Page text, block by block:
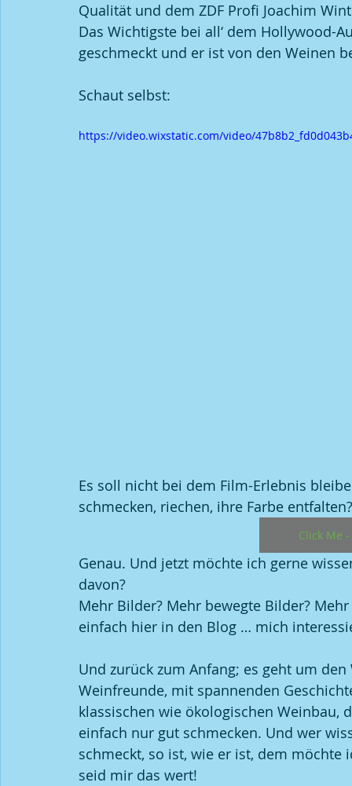
Qualität und dem ZDF Profi Joachim
Das Wichtigste bei all‘ dem Hollywood-
geschmeckt und er ist von den Weinen
Schaut selbst:
https://video.wixstatic.com/video/
Es soll nicht bei dem Film-Erlebnis
schmecken, riechen, ihre Farbe
Click Me
Genau. Und jetzt möchte ich gerne
davon?
Mehr Bilder? Mehr bewegte Bilder?
einfach hier in den Blog … mich
Und zurück zum Anfang; es geht um
Weinfreunde, mit spannenden
klassischen wie ökologischen Weinbau,
einfach nur gut schmecken. Und wer
schmeckt, so ist, wie er ist, dem
seid mir das wert!